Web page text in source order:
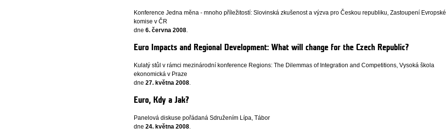
Konference Jedna měna - mnoho příležitostí: Slovinská zkušenost a výzva pro Českou republiku, Zastoupení Evropské
komise v ČR
dne6. června 2008.
Euro Impacts and Regional Development: What will change for the Czech Republic?
Kulatý stůl v rámci mezinárodní konference Regions: The Dilemmas of Integration and Competitions, Vysoká škola
ekonomická v Praze
dne27. května 2008.
Euro, Kdy a Jak?
Panelová diskuse pořádaná Sdružením Lípa, Tábor
dne24. května 2008.